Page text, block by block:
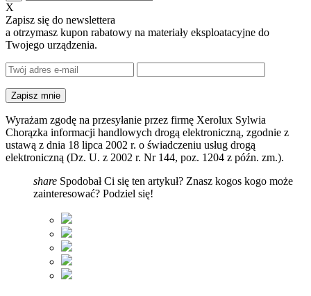
X
Zapisz się do newslettera
a otrzymasz kupon rabatowy na materiały eksploatacyjne do
Twojego urządzenia.
Wyrażam zgodę na przesyłanie przez firmę Xerolux Sylwia
Chorązka informacji handlowych drogą elektroniczną, zgodnie z
ustawą z dnia 18 lipca 2002 r. o świadczeniu usług drogą
elektroniczną (Dz. U. z 2002 r. Nr 144, poz. 1204 z późn. zm.).
share Spodobał Ci się ten artykuł? Znasz kogos kogo może
zainteresować? Podziel się!